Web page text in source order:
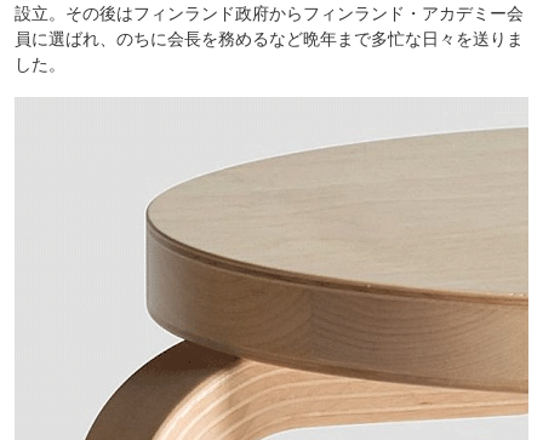
設立。その後はフィンランド政府からフィンランド・アカデミー会
員に選ばれ、のちに会長を務めるなど晩年まで多忙な日々を送りま
した。